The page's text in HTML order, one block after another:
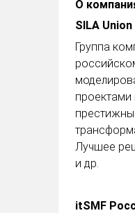
О
SILA Union
Группа
проектами
Лучшее
и др.
itSMF